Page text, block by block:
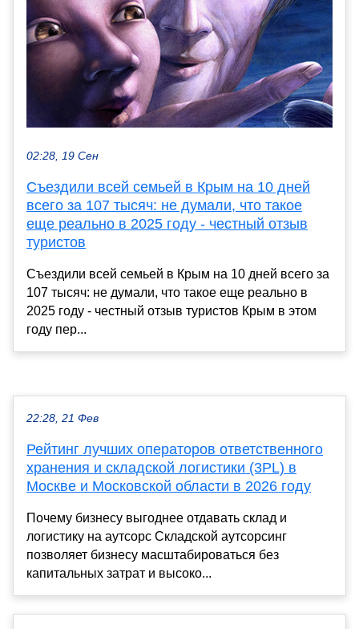
02:28, 19 Сен
Съездили всей семьей в Крым на 10 дней
всего за 107 тысяч: не думали, что такое
еще реально в 2025 году - честный отзыв
туристов
Съездили всей семьей в Крым на 10 дней всего за
107 тысяч: не думали, что такое еще реально в
2025 году - честный отзыв туристов Крым в этом
году пер...
22:28, 21 Фев
Рейтинг лучших операторов ответственного
хранения и складской логистики (3PL) в
Москве и Московской области в 2026 году
Почему бизнесу выгоднее отдавать склад и
логистику на аутсорс Складской аутсорсинг
позволяет бизнесу масштабироваться без
капитальных затрат и высоко...